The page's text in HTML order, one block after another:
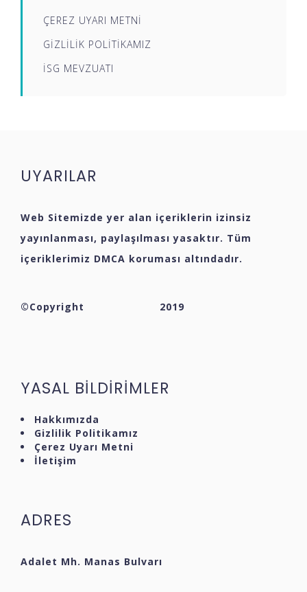
ÇEREZ UYARI METNİ
GİZLİLİK POLİTİKAMIZ
İSG MEVZUATI
UYARILAR
Web Sitemizde yer alan içeriklerin izinsiz
yayınlanması, paylaşılması yasaktır. Tüm
içeriklerimiz DMCA koruması altındadır.
©Copyright 2019
YASAL BİLDİRİMLER
Hakkımızda
Gizlilik Politikamız
Çerez Uyarı Metni
İletişim
ADRES
Adalet Mh. Manas Bulvarı